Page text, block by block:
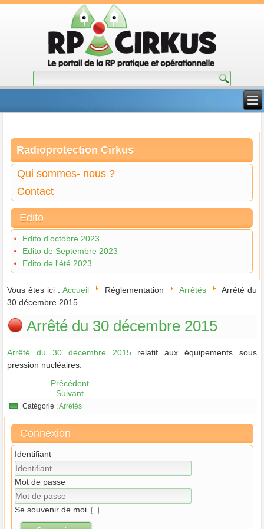
Radioprotection Cirkus
Qui sommes- nous ?
Contact
Edito
Edito d'octobre 2023
Edito de Septembre 2023
Edito de l'été 2023
Vous êtes ici : Accueil Réglementation Arrêtés
Arrêté du
30 décembre 2015
Arrêté du 30 décembre 2015
Arrêté du 30 décembre 2015 relatif aux équipements sous
pression nucléaires.
Précédent
Suivant
Catégorie :Arrêtés
Connexion
Identifiant
Mot de passe
Se souvenir de moi